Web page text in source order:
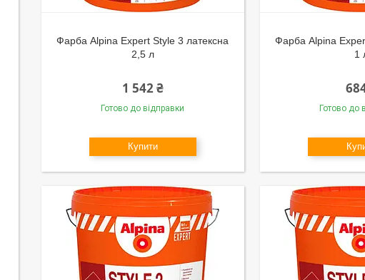
Фарба Alpina Expert Style 3 латексна
2,5 л
1 542 ₴
Готово до відправки
Купити
Фарба Alpina
1
Готово до